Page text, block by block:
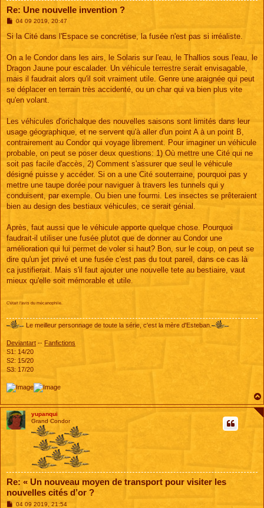
Re: Une nouvelle invention ?
M
s
g
04 09 2019, 20:47
Si la Cité dans l'Espace se concrétise, la fusée n'est pas si irréaliste.
On a le Condor dans les airs, le Solaris sur l'eau, le Thallios sous l'eau, le
Dragon Jaune pour escalader. Un véhicule terrestre serait envisagable,
mais il faudrait alors qu'il soit vraiment utile. Genre une araignée qui peut
se déplacer en terrain très accidenté, ou un char qui va bien plus vite
qu'en volant.
Les véhicules d'orichalque des nouvelles saisons sont limités dans leur
usage géographique, et ne servent qu'à aller d'un point A à un point B,
contrairement au Condor qui voyage librement. Pour imaginer un véhicule
probable, on peut se poser deux questions: 1) Où mettre une Cité qui ne
soit pas facile d'accès, 2) Comment s'assurer que seul le véhicule
désigné puisse y accéder. Si on a une Cité souterraine, pourquoi pas y
mettre une taupe dorée pour naviguer à travers les tunnels qui y
conduisent, par exemple. Ou bien une fourmi. Les insectes se prêteraient
bien au design des bestiaux véhicules, ce serait génial.
Après, faut aussi que le véhicule apporte quelque chose. Pourquoi
faudrait-il utiliser une fusée plutot que de donner au Condor une
amélioration qui lui permet de voler si haut? Bon, sur le coup, on peut se
dire qu'un jet privé et une fusée c'est pas du tout pareil, dans ce cas là
ca justifierait. Mais s'il faut ajouter une nouvelle tete au bestiaire, vaut
mieux qu'elle soit mémorable et utile.
C'était l'avis du mécanophile.
Le meilleur personnage de toute la série, c'est la mère d'Esteban.
Deviantart -- Fanfictions
S1: 14/20
S2: 15/20
S3: 17/20
yupanqui
Grand Condor
Re: « Un nouveau moyen de transport pour visiter les
nouvelles cités d’or ?
M04 09 2019, 21:54